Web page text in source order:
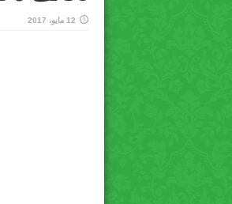
12 مايو، 2017